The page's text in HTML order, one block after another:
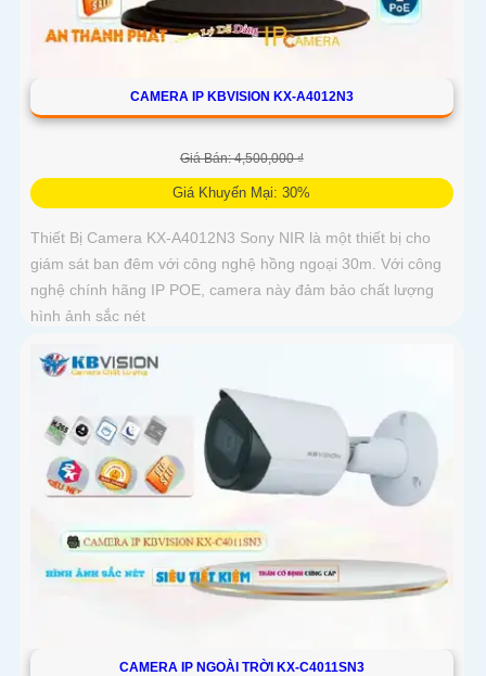
CAMERA IP KBVISION KX-A4012N3
Giá Bán: 4,500,000 ₫
Giá Khuyến Mại: 30%
Thiết Bị Camera KX-A4012N3 Sony NIR là một thiết bị cho
giám sát ban đêm với công nghệ hồng ngoại 30m. Với công
nghệ chính hãng IP POE, camera này đảm bảo chất lượng
hình ảnh sắc nét
CAMERA IP NGOÀI TRỜI KX-C4011SN3